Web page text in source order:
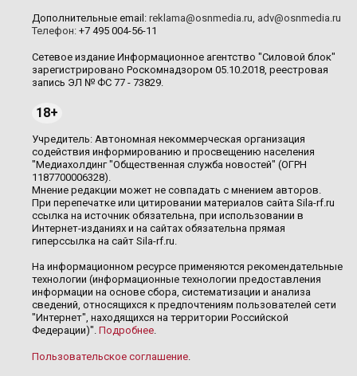
Дополнительные email: reklama@osnmedia.ru, adv@osnmedia.ru
Телефон: +7 495 004-56-11
Сетевое издание Информационное агентство "Силовой блок"
зарегистрировано Роскомнадзором 05.10.2018, реестровая
запись ЭЛ № ФС 77 - 73829.
18+
Учредитель: Автономная некоммерческая организация
содействия информированию и просвещению населения
"Медиахолдинг "Общественная служба новостей" (ОГРН
1187700006328).
Мнение редакции может не совпадать с мнением авторов.
При перепечатке или цитировании материалов сайта Sila-rf.ru
ссылка на источник обязательна, при использовании в
Интернет-изданиях и на сайтах обязательна прямая
гиперссылка на сайт Sila-rf.ru.
На информационном ресурсе применяются рекомендательные
технологии (информационные технологии предоставления
информации на основе сбора, систематизации и анализа
сведений, относящихся к предпочтениям пользователей сети
"Интернет", находящихся на территории Российской
Федерации)". Подробнее.
Пользовательское соглашение.